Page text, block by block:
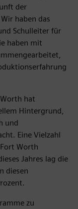
der
haben das
Schulleiter für
haben mit
hat
Hintergrund,
und
Eine Vielzahl
Worth
Jahres lag die
diesen
zu